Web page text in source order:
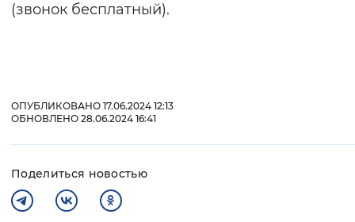
(звонок бесплатный).
ОПУБЛИКОВАНО 17.06.2024 12:13
ОБНОВЛЕНО 28.06.2024 16:41
Поделиться новостью